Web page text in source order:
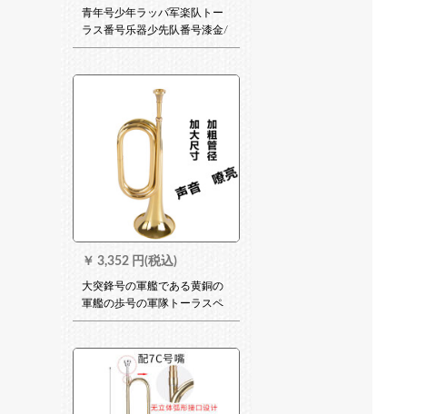
青年号少年ラッパ军楽队トー
ラス番号乐器少先队番号漆金/
银色B调银色标准番号口
￥ 3,352 円(税込)
大突鋒号の軍艦である黄銅の
軍艦の歩号の軍隊トーラスペ
ンサーの精緻な工芸管弦楽器